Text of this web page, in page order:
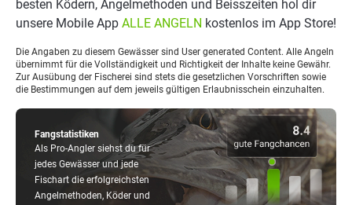
Fangstatistiken
Als Pro-Angler siehst du für
jedes Gewässer und jede
Fischart die erfolgreichsten
Angelmethoden, Köder und
besten Ködern, Angelmethoden und Beisszeiten hol dir
unsere Mobile App ALLE ANGELN kostenlos im App Store!
Die Angaben zu diesem Gewässer sind User generated Content. Alle Angeln
übernimmt für die Vollständigkeit und Richtigkeit der Inhalte keine Gewähr.
Zur Ausübung der Fischerei sind stets die gesetzlichen Vorschriften sowie
die Bestimmungen auf dem jeweils gültigen Erlaubnisschein einzuhalten.